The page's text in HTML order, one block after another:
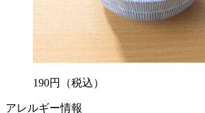
190円 （税込）
アレルギー情報